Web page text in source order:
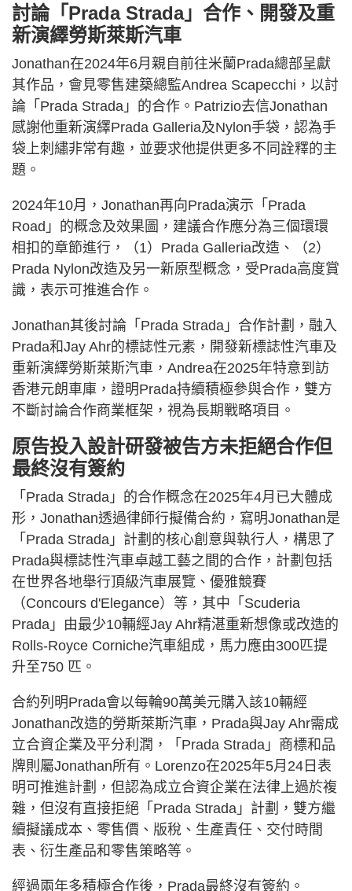
討論「Prada Strada」合作、開發及重
新演繹勞斯萊斯汽車
Jonathan在2024年6月親自前往米蘭Prada總部呈獻
其作品，會見零售建築總監Andrea Scapecchi，以討
論「Prada Strada」的合作。Patrizio去信Jonathan
感謝他重新演繹Prada Galleria及Nylon手袋，認為手
袋上刺繡非常有趣，並要求他提供更多不同詮釋的主
題。
2024年10月，Jonathan再向Prada演示「Prada
Road」的概念及效果圖，建議合作應分為三個環環
相扣的章節進行，（1）Prada Galleria改造、（2）
Prada Nylon改造及另一新原型概念，受Prada高度賞
識，表示可推進合作。
Jonathan其後討論「Prada Strada」合作計劃，融入
Prada和Jay Ahr的標誌性元素，開發新標誌性汽車及
重新演繹勞斯萊斯汽車，Andrea在2025年特意到訪
香港元朗車庫，證明Prada持續積極參與合作，雙方
不斷討論合作商業框架，視為長期戰略項目。
原告投入設計研發被告方未拒絕合作但
最終沒有簽約
「Prada Strada」的合作概念在2025年4月已大體成
形，Jonathan透過律師行擬備合約，寫明Jonathan是
「Prada Strada」計劃的核心創意與執行人，構思了
Prada與標誌性汽車卓越工藝之間的合作，計劃包括
在世界各地舉行頂級汽車展覽、優雅競賽
（Concours d'Elegance）等，其中「Scuderia
Prada」由最少10輛經Jay Ahr精湛重新想像或改造的
Rolls-Royce Corniche汽車組成，馬力應由300匹提
升至750 匹。
合約列明Prada會以每輪90萬美元購入該10輛經
Jonathan改造的勞斯萊斯汽車，Prada與Jay Ahr需成
立合資企業及平分利潤，「Prada Strada」商標和品
牌則屬Jonathan所有。Lorenzo在2025年5月24日表
明可推進計劃，但認為成立合資企業在法律上過於複
雜，但沒有直接拒絕「Prada Strada」計劃，雙方繼
續擬議成本、零售價、版稅、生產責任、交付時間
表、衍生產品和零售策略等。
經過兩年多積極合作後，Prada最終沒有簽約。